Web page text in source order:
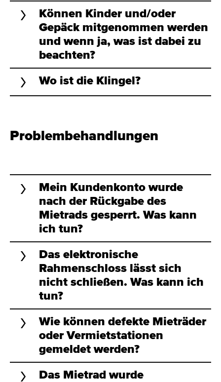
Können Kinder und/oder
Gepäck mitgenommen werden
und wenn ja, was ist dabei zu
beachten?
Wo ist die Klingel?
Problembehandlungen
Mein Kundenkonto wurde
nach der Rückgabe des
Mietrads gesperrt. Was kann
ich tun?
Das elektronische
Rahmenschloss lässt sich
nicht schließen. Was kann ich
tun?
Wie können defekte Mieträder
oder Vermietstationen
gemeldet werden?
Das Mietrad wurde